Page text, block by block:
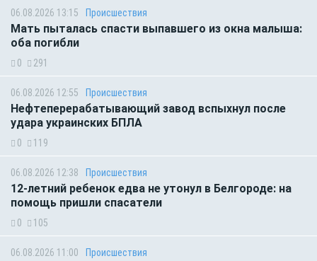
06.08.2026 13:15 Происшествия
Мать пыталась спасти выпавшего из окна малыша:
оба погибли
0 291
06.08.2026 12:55 Происшествия
Нефтеперерабатывающий завод вспыхнул после
удара украинских БПЛА
0 119
06.08.2026 12:38 Происшествия
12-летний ребенок едва не утонул в Белгороде: на
помощь пришли спасатели
0 105
06.08.2026 11:00 Происшествия